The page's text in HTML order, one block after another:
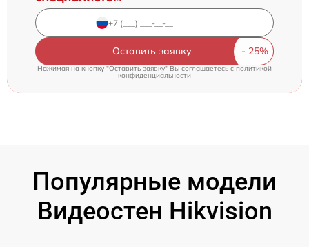
Оставить заявку
Нажимая на кнопку "Оставить заявку" Вы соглашаетесь c политикой
конфиденциальности
Популярные модели
Видеостен Hikvision